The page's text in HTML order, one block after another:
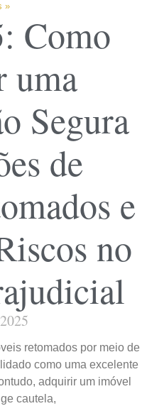
»
Como
uma
Segura
de
e
no
retomados por meio de
como uma excelente
adquirir um imóvel
cautela,